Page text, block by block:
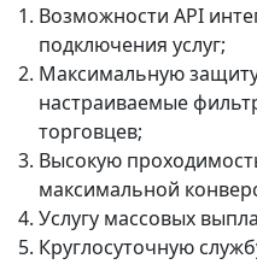
Возможности API
подключения услуг;
Максимальную
настраиваемые
торговцев;
Высокую
максимальной
Услугу массовых
Круглосуточную